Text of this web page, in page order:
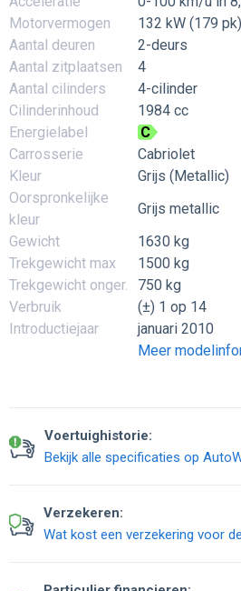
Motorvermogen
132 kW (179 pk)
Aantal deuren
2-deurs
Aantal zitplaatsen
4
Aantal cilinders
4-cilinder
Cilinderinhoud
1984 cc
Energielabel
C
Carrosserie
Cabriolet
Kleur
Grijs (Metallic)
Oorspronkelijke
kleur
Grijs metallic
Gewicht
1630 kg
Trekgewicht max
1500 kg
Trekgewicht onger.
750 kg
Verbruik
(±) 1 op 14
Introductiejaar
januari 2010
Meer
Voertuighistorie:
Bekijk alle specificaties op
Verzekeren:
Wat kost een verzekering voor